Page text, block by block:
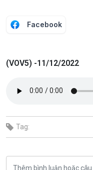
Facebook
(VOV5) -11/12/2022
Tag: